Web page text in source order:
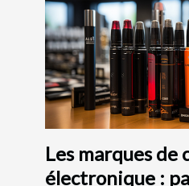
Les marques de
électronique :